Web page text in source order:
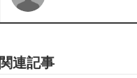
関連記事